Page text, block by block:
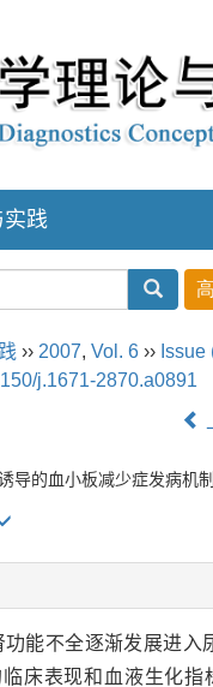
实践
›› 2007, Vol. 6 ›› Issue
j.1671-2870.a0891
导的血小板减少症发病机
功能不全逐渐发展进入
床表现和血液生化指